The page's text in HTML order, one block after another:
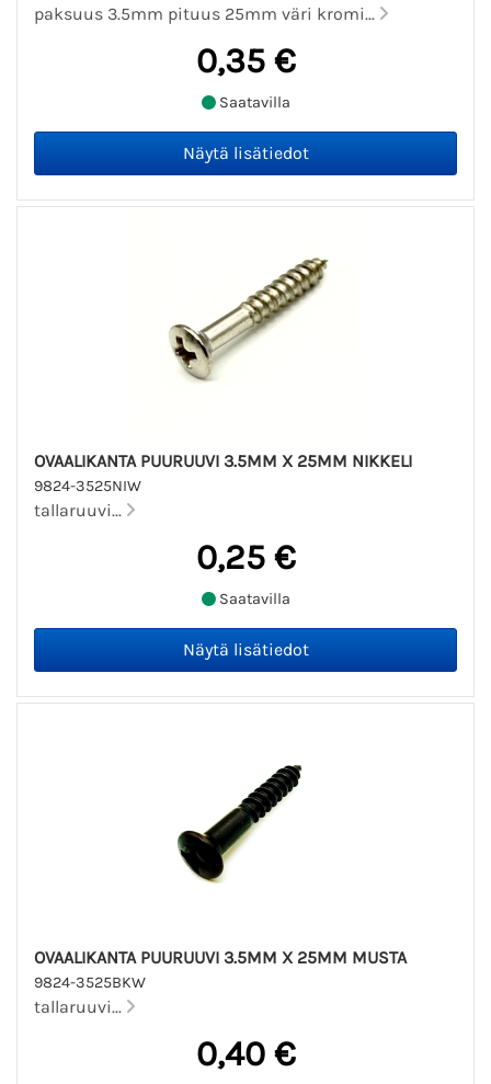
paksuus 3.5mm pituus 25mm väri kromi...
0,35 €
Saatavilla
OVAALIKANTA PUURUUVI 3.5MM X 25MM NIKKELI
9824-3525NIW
tallaruuvi...
0,25 €
Saatavilla
OVAALIKANTA PUURUUVI 3.5MM X 25MM MUSTA
9824-3525BKW
tallaruuvi...
0,40 €